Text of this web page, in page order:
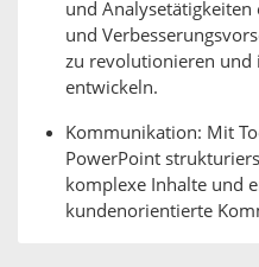
und Analysetätigkeiten
und
zu revolutionieren und
entwickeln.
Kommunikation: Mit
PowerPoint
komplexe Inhalte und
kundenorientierte